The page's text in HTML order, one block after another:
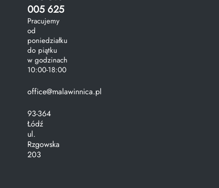
005 625
Pracujemy
od
poniedziałku
do piątku
w godzinach
10:00-18:00
office@malawinnica.pl
93-364
Łódź
ul.
Rzgowska
203